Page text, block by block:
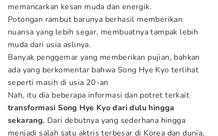
memancarkan kesan muda dan energik.
Potongan rambut barunya berhasil memberikan
nuansa yang lebih segar, membuatnya tampak lebih
muda dari usia aslinya.
Banyak penggemar yang memberikan pujian, bahkan
ada yang berkomentar bahwa Song Hye Kyo terlihat
seperti masih di usia 20-an
Nah, itu dia beberapa informasi dan potret terkait
transformasi Song Hye Kyo dari dulu hingga
sekarang. Dari debutnya yang sederhana hingga
menjadi salah satu aktris terbesar di Korea dan dunia,